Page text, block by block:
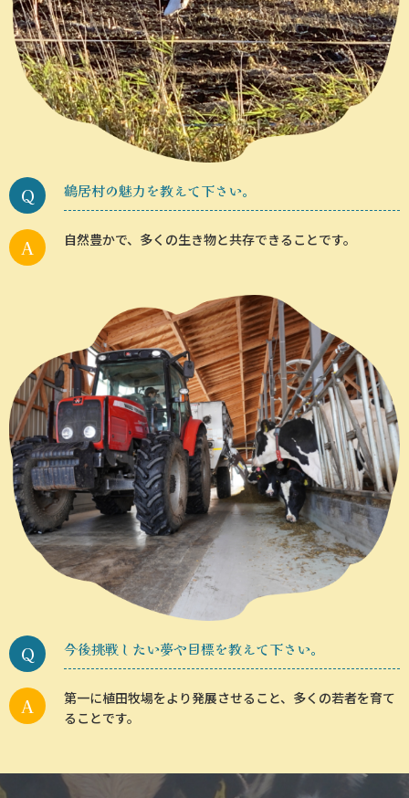
鶴居村の魅力を教えて下さい。
自然豊かで、多くの生き物と共存できることです。
今後挑戦したい夢や目標を教えて下さい。
第一に植田牧場をより発展させること、多くの若者を育て
ることです。